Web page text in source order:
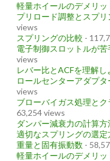
軽量ホイールのデメリ
プリロード調整とスプ
views
スプリングの比較 -
電子制御スロットルが苦
views
レバー比とACFを理解
ロールセンターアダプタ
views
ブローバイガス処理と
63,254 views
ダンパー減衰力の計算方
適切なスプリングの選
重量と固有振動数 -
軽量ホイールのデメリ